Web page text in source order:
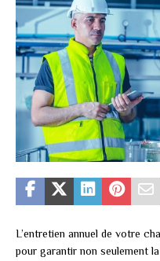
L’entretien annuel de votre
pour garantir non seulement